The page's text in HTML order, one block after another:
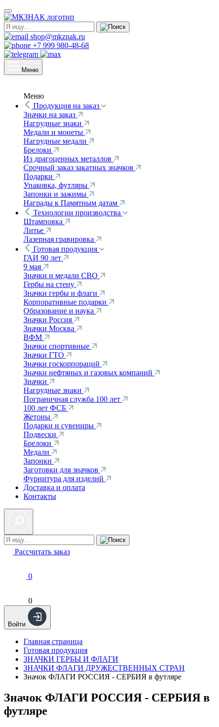
shop@mkznak.ru
+7 999 980-48-68
Меню
Меню
Продукция на заказ
Значки на заказ
Нагрудные знаки
Медали и монеты
Нагрудные медали
Брелоки
Из драгоценных металлов
Срочный заказ закатных значков
Подарки
Упаковка, футляры
Запонки и зажимы
Награды к Памятным датам
Технологии производства
Штамповка
Литье
Лазерная гравировка
Готовая продукция
ГАИ 90 лет
9 мая
Значки и медали СВО
Гербы на стену
Значки гербы и флаги
Корпоративные подарки
Образование и наука
Значки Россия
Значки Москва
ВФМ
Значки спортивные
Значки ГТО
Значки госкорпораций
Значки нефтяных и газовых компаний
Значки
Нагрудные знаки
Пограничная служба 100 лет
100 лет ФСБ
Жетоны
Подарки и сувениры
Подвески
Брелоки
Медали
Запонки
Заготовки для значков
Фурнитура для изделий
Доставка и оплата
Контакты
Рассчитать заказ
0
0
Войти
Главная страница
Готовая продукция
ЗНАЧКИ ГЕРБЫ И ФЛАГИ
ЗНАЧКИ ФЛАГИ ДРУЖЕСТВЕННЫХ СТРАН
Значок ФЛАГИ РОССИЯ - СЕРБИЯ в футляре
Значок ФЛАГИ РОССИЯ - СЕРБИЯ в
футляре